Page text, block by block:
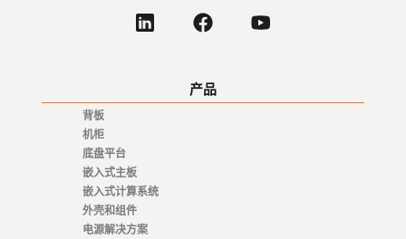
产品
背板
机柜
底盘平台
嵌入式主板
嵌入式计算系统
外壳和组件
电源解决方案